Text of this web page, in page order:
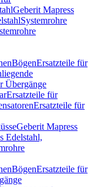
Geberit Mapress
Systemrohre
BögenErsatzteile für
Übergänge
Ersatzteile für
Ersatzteile für
Geberit Mapress
Edelstahl,
BögenErsatzteile für